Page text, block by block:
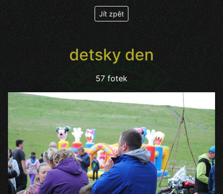
Jít zpět
detsky den
57 fotek